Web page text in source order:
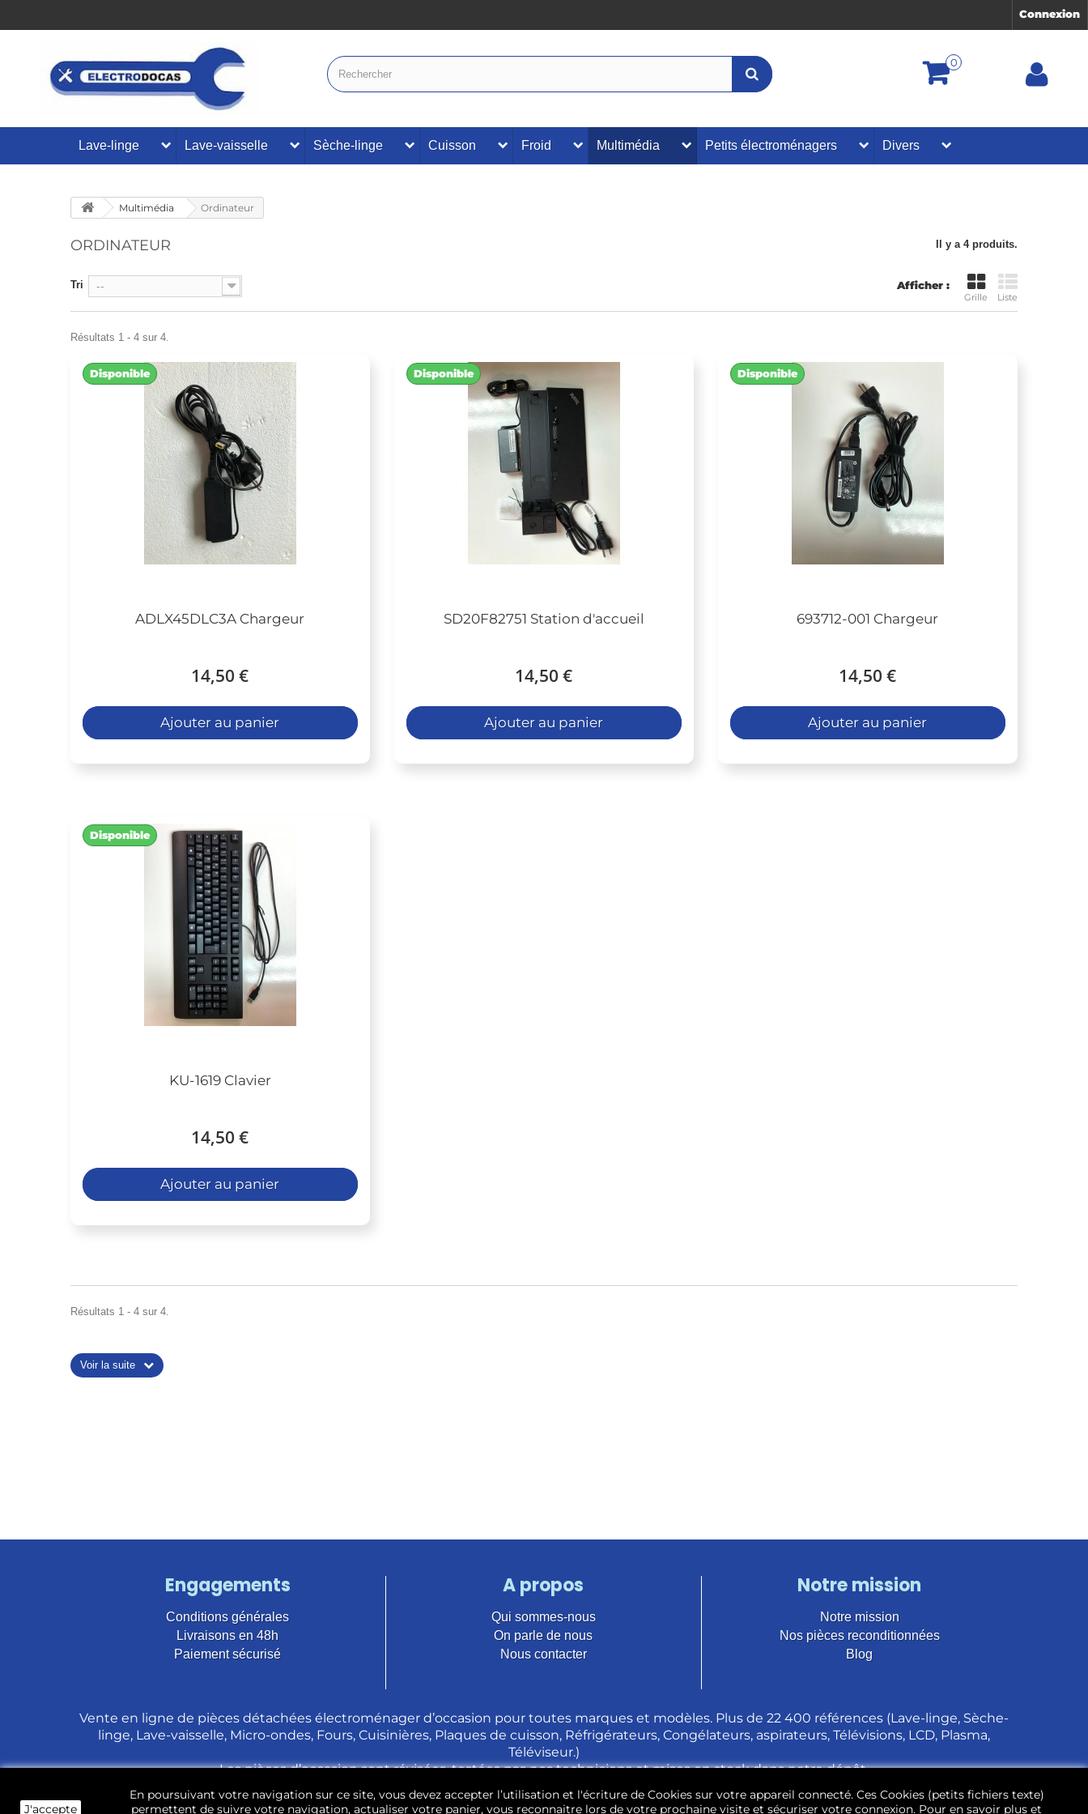
Connexion
0
Lave-linge Lave-vaisselle Sèche-linge Cuisson Froid Multimédia Petits électroménagers Divers
Multimédia Ordinateur
ORDINATEUR Il y a 4 produits.
Afficher :
Grille Liste
Tri --
Résultats 1 - 4 sur 4.
ADLX45DLC3A Chargeur
14,50 €
Disponible
Ajouter au panier
SD20F82751 Station d'accueil
14,50 €
Disponible
Ajouter au panier
693712-001 Chargeur
14,50 €
Disponible
Ajouter au panier
KU-1619 Clavier
14,50 €
Disponible
Ajouter au panier
Résultats 1 - 4 sur 4.
Voir la suite
Engagements
Conditions générales
Livraisons en 48h
Paiement sécurisé
A propos
Qui sommes-nous
On parle de nous
Nous contacter
Notre mission
Notre mission
Nos pièces reconditionnées
Blog
Vente en ligne de pièces détachées électroménager d’occasion pour toutes marques et modèles. Plus de 22 400 références (Lave-linge, Sèche-
linge, Lave-vaisselle, Micro-ondes, Fours, Cuisinières, Plaques de cuisson, Réfrigérateurs, Congélateurs, aspirateurs, Télévisions, LCD, Plasma,
Téléviseur.)
Les pièces d’occasion sont révisées, testées pas nos techniciens et mises en stock dans notre dépôt.
J'accepte
En poursuivant votre navigation sur ce site, vous devez accepter l’utilisation et l'écriture de Cookies sur votre appareil connecté. Ces Cookies (petits fichiers texte)
permettent de suivre votre navigation, actualiser votre panier, vous reconnaitre lors de votre prochaine visite et sécuriser votre connexion. Pour en savoir plus et